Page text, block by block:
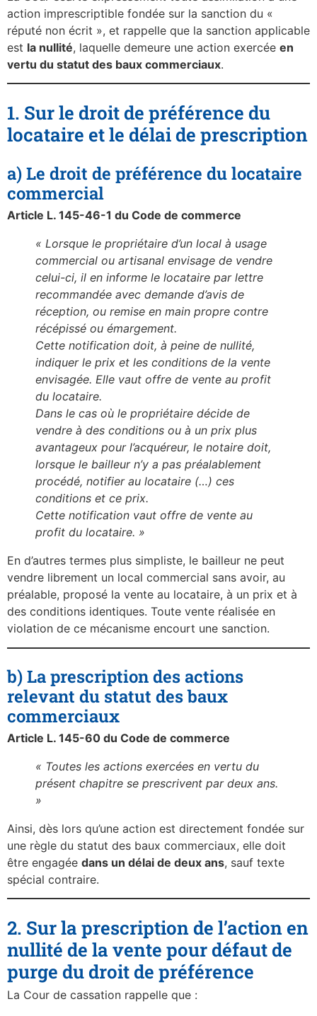
action imprescriptible fondée sur la sanction du «
réputé non écrit », et rappelle que la sanction applicable
est la nullité, laquelle demeure une action exercée en
vertu du statut des baux commerciaux.
1. Sur le droit de préférence du
locataire et le délai de prescription
a) Le droit de préférence du locataire
commercial
Article L. 145-46-1 du Code de commerce
« Lorsque le propriétaire d’un local à usage
commercial ou artisanal envisage de vendre
celui-ci, il en informe le locataire par lettre
recommandée avec demande d’avis de
réception, ou remise en main propre contre
récépissé ou émargement.
Cette notification doit, à peine de nullité,
indiquer le prix et les conditions de la vente
envisagée. Elle vaut offre de vente au profit
du locataire.
Dans le cas où le propriétaire décide de
vendre à des conditions ou à un prix plus
avantageux pour l’acquéreur, le notaire doit,
lorsque le bailleur n’y a pas préalablement
procédé, notifier au locataire (…) ces
conditions et ce prix.
Cette notification vaut offre de vente au
profit du locataire. »
En d’autres termes plus simpliste, le bailleur ne peut
vendre librement un local commercial sans avoir, au
préalable, proposé la vente au locataire, à un prix et à
des conditions identiques. Toute vente réalisée en
violation de ce mécanisme encourt une sanction.
b) La prescription des actions
relevant du statut des baux
commerciaux
Article L. 145-60 du Code de commerce
« Toutes les actions exercées en vertu du
présent chapitre se prescrivent par deux ans.
»
Ainsi, dès lors qu’une action est directement fondée sur
une règle du statut des baux commerciaux, elle doit
être engagée dans un délai de deux ans, sauf texte
spécial contraire.
2. Sur la prescription de l’action en
nullité de la vente pour défaut de
purge du droit de préférence
La Cour de cassation rappelle que :